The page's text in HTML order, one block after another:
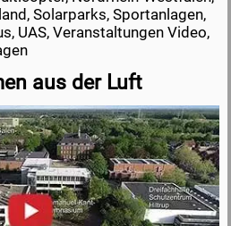
Solarparks, Sportanlagen,
UAS, Veranstaltungen Video,
aus der Luft